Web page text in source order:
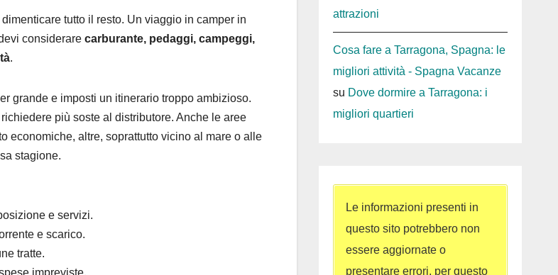
tutto il resto. Un viaggio in camper in
considerare carburante, pedaggi, campeggi,
.
grande e imposti un itinerario troppo ambizioso.
più soste al distributore. Anche le aree
economiche, altre, soprattutto vicino al mare o alle
stagione.
e servizi.
e scarico.
tratte.
impreviste.
attrazioni
Cosa fare a Tarragona, Spagna: le
migliori attività - Spagna Vacanze
su Dove dormire a Tarragona: i
migliori quartieri
Le informazioni presenti in
questo sito potrebbero non
essere aggiornate o
presentare errori, per questo